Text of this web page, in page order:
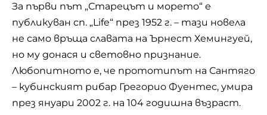
За първи път „Старецът и морето“ е
публикуван сп. „Life“ през 1952 г. – тази новела
не само връща славата на Ърнест Хемингуей,
но му донася и световно признание.
Любопитното е, че прототипът на Сантяго
– кубинският рибар Грегорио Фуентес, умира
през януари 2002 г. на 104 годишна възраст.